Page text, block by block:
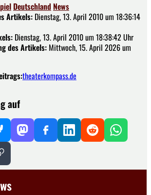
Deutschland News
Artikels: Dienstag, 13. April 2010 um 18:36:14
Dienstag, 13. April 2010 um 18:38:42 Uhr
des Artikels: Mittwoch, 15. April 2026 um
theaterkompass.de
auf